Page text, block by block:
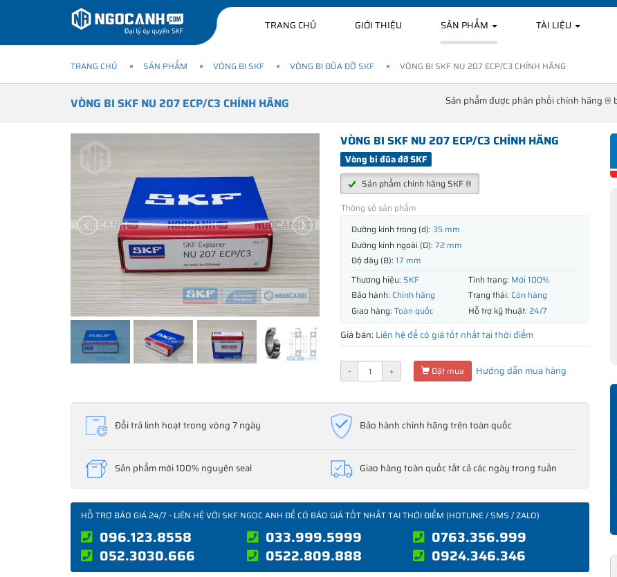
TRANG CHỦ GIỚI THIỆU SẢN PHẨM TÀI LIỆU
TRANG CHỦ SẢN PHẨM VÒNG BI SKF VÒNG BI ĐŨA ĐỠ SKF VÒNG BI SKF NU 207 ECP/C3 CHÍNH HÃNG
VÒNG BI SKF NU 207 ECP/C3 CHÍNH HÃNG Sản phẩm được phân phối chính hãng ®
VÒNG BI SKF NU 207 ECP/C3 CHÍNH HÃNG
Vòng bi đũa đỡ SKF
Sản phẩm chính hãng SKF ®
Thông số sản phẩm
Đường kính trong (d): 35 mm
Đường kính ngoài (D): 72 mm
Độ dày (B): 17 mm
Thương hiệu: SKF Tình trạng: Mới 100%
Bảo hành: Chính hãng Trạng thái: Còn hàng
Giao hàng: Toàn quốc Hỗ trợ kỹ thuật: 24/7
Giá bán: Liên hệ để có giá tốt nhất tại thời điểm
- + Đặt mua Hướng dẫn mua hàng
Đổi trả linh hoạt trong vòng 7 ngày Bảo hành chính hãng trên toàn quốc
Sản phẩm mới 100% nguyên seal Giao hàng toàn quốc tất cả các ngày trong tuần
HỖ TRỢ BÁO GIÁ 24/7 - LIÊN HỆ VỚI SKF NGỌC ANH ĐỂ CÓ BÁO GIÁ TỐT NHẤT TẠI THỜI ĐIỂM (HOTLINE / SMS / ZALO)
096.123.8558 033.999.5999
0763.356.999
052.3030.666
0522.809.888 0924.346.346